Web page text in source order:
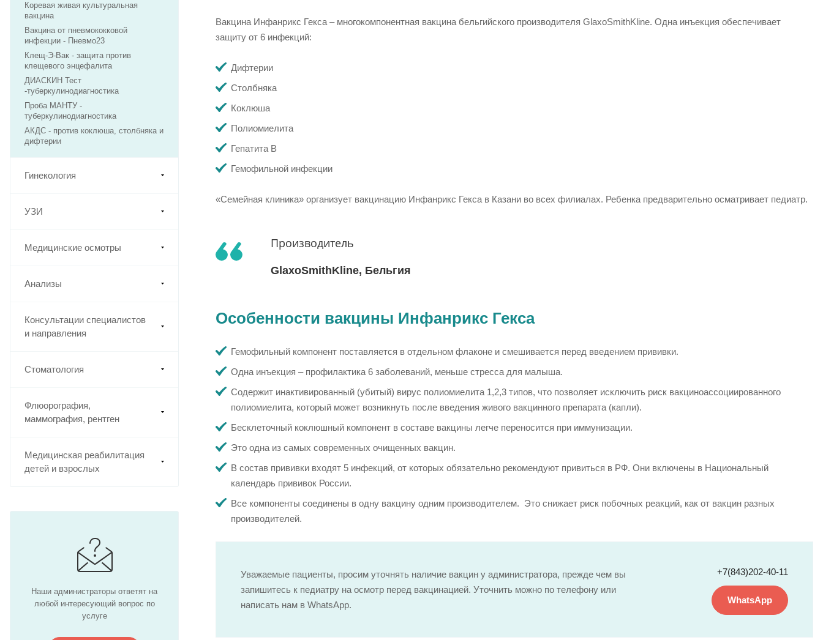
Коревая живая культуральная
вакцина
Вакцина от пневмококковой
инфекции - Пневмо23
Клещ-Э-Вак - защита против
клещевого энцефалита
ДИАСКИН Тест
-туберкулинодиагностика
Проба МАНТУ -
туберкулинодиагностика
АКДС - против коклюша, столбняка и
дифтерии
Гинекология
УЗИ
Медицинские осмотры
Анализы
Консультации специалистов
и направления
Стоматология
Флюорография,
маммография, рентген
Медицинская реабилитация
детей и взрослых
Наши администраторы ответят на
любой интересующий вопрос по
услуге
Вакцина Инфанрикс Гекса – многокомпонентная вакцина бельгийского производителя GlaxoSmithKline. Одна инъекция обеспечивает
защиту от 6 инфекций:
Дифтерии
Столбняка
Коклюша
Полиомиелита
Гепатита В
Гемофильной инфекции
«Семейная клиника» организует вакцинацию Инфанрикс Гекса в Казани во всех филиалах. Ребенка предварительно осматривает педиатр.
Производитель
GlaxoSmithKline, Бельгия
Особенности вакцины Инфанрикс Гекса
Гемофильный компонент поставляется в отдельном флаконе и смешивается перед введением прививки.
Одна инъекция – профилактика 6 заболеваний, меньше стресса для малыша.
Содержит инактивированный (убитый) вирус полиомиелита 1,2,3 типов, что позволяет исключить риск вакциноассоциированного
полиомиелита, который может возникнуть после введения живого вакцинного препарата (капли).
Бесклеточный коклюшный компонент в составе вакцины легче переносится при иммунизации.
Это одна из самых современных очищенных вакцин.
В состав прививки входят 5 инфекций, от которых обязательно рекомендуют привиться в РФ. Они включены в Национальный
календарь прививок России.
Все компоненты соединены в одну вакцину одним производителем. Это снижает риск побочных реакций, как от вакцин разных
производителей.
Уважаемые пациенты, просим уточнять наличие вакцин у администратора, прежде чем вы
запишитесь к педиатру на осмотр перед вакцинацией. Уточнить можно по телефону или
написать нам в WhatsApp.
+7(843)202-40-11
WhatsApp